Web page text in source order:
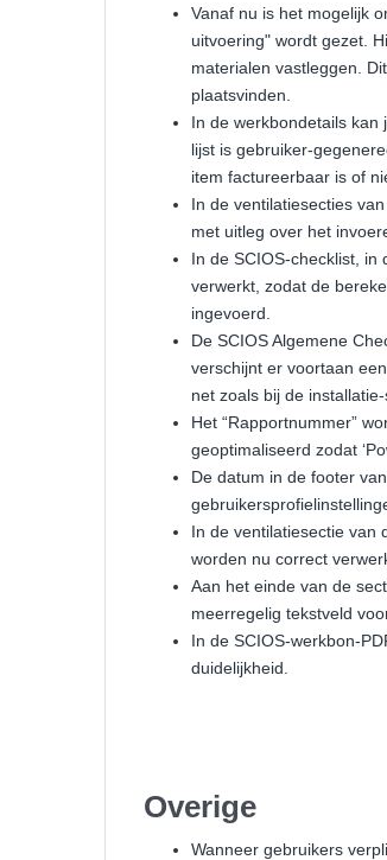
Vanaf nu is het mogelijk
uitvoering" wordt gezet.
materialen vastleggen.
plaatsvinden.
In de werkbondetails kan
lijst is gebruiker-
item factureerbaar is of
In de ventilatiesecties
met uitleg over het
In de SCIOS-checklist,
verwerkt, zodat de
ingevoerd.
De SCIOS Algemene
verschijnt er voortaan
net zoals bij de
Het “Rapportnummer”
geoptimaliseerd zodat
De datum in de footer
In de ventilatiesectie van
worden nu correct
Aan het einde van de
meerregelig tekstveld
In de SCIOS-werkbon-
duidelijkheid.
Overige
Wanneer gebruikers